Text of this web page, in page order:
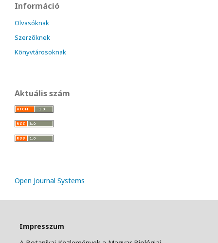
Információ
Olvasóknak
Szerzőknek
Könyvtárosoknak
Aktuális szám
Open Journal Systems
Impresszum